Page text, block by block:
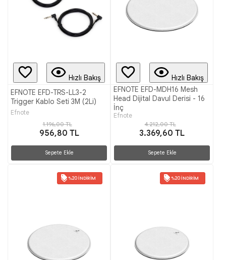
Hızlı Bakış
EFNOTE EFD-TRS-LL3-2
Trigger Kablo Seti 3M (2Li)
Efnote
1.196,00 TL
956,80 TL
Sepete Ekle
Hızlı Bakış
EFNOTE EFD-MDH16 Mesh
Head Dijital Davul Derisi - 16
İnç
Efnote
4.212,00 TL
3.369,60 TL
Sepete Ekle
%20 İNDIRIM %20 İNDIRIM